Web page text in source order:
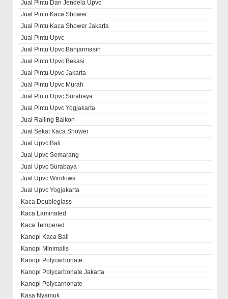
Jual Pintu Dan Jendela Upvc
Jual Pintu Kaca Shower
Jual Pintu Kaca Shower Jakarta
Jual Pintu Upvc
Jual Pintu Upvc Banjarmasin
Jual Pintu Upvc Bekasi
Jual Pintu Upvc Jakarta
Jual Pintu Upvc Murah
Jual Pintu Upvc Surabaya
Jual Pintu Upvc Yogjakarta
Jual Railing Balkon
Jual Sekat Kaca Shower
Jual Upvc Bali
Jual Upvc Semarang
Jual Upvc Surabaya
Jual Upvc Windows
Jual Upvc Yogjakarta
Kaca Doubleglass
Kaca Laminated
Kaca Tempered
Kanopi Kaca Bali
Kanopi Minimalis
Kanopi Polycarbonate
Kanopi Polycarbonate Jakarta
Kanopi Polycarnonate
Kasa Nyamuk